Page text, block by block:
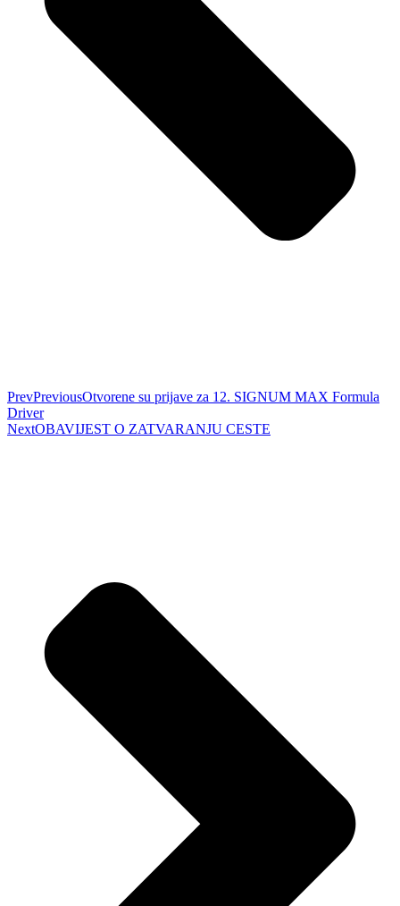
PrevPreviousOtvorene su prijave za 12. SIGNUM MAX Formula
Driver
NextOBAVIJEST O ZATVARANJU CESTE